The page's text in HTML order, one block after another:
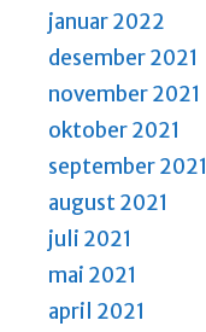
januar 2022
desember 2021
november 2021
oktober 2021
september 2021
august 2021
juli 2021
mai 2021
april 2021